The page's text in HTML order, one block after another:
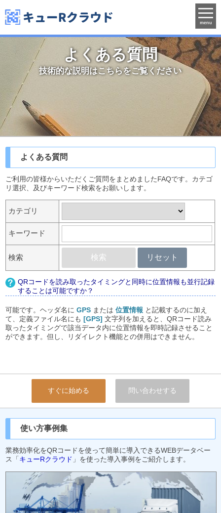
menu
よくある質問
技術的な説明はこちらをご覧ください
よくある質問
ご利用の皆様からいただくご質問をまとめましたFAQです。カテゴ
リ選択、及びキーワード検索をお願いします。
カテゴリ
キーワード
検索 検索 リセット
QRコードを読み取ったタイミングと同時に位置情報も並行記録
することは可能ですか？
可能です。ヘッダ名にGPS または位置情報 と記載するのに加え
て、定義ファイル名にも[GPS] 文字列を加えると、QRコード読み
取ったタイミングで該当データ内に位置情報を即時記録させること
ができます。但し、リダイレクト機能との併用はできません。
すぐに始める 問い合わせする
使い方事例集
業務効率化をQRコードを使って簡単に導入できるWEBデータベー
ス「キューRクラウド 」を使った導入事例をご紹介します。